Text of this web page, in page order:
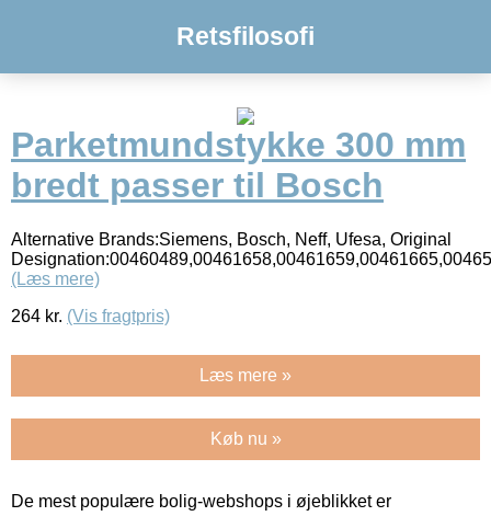
Retsfilosofi
Parketmundstykke 300 mm
bredt passer til Bosch
Alternative Brands:Siemens, Bosch, Neff, Ufesa, Original
(Læs mere)
264 kr. (Vis fragtpris)
Læs mere »
Køb nu »
De mest populære bolig-webshops i øjeblikket er